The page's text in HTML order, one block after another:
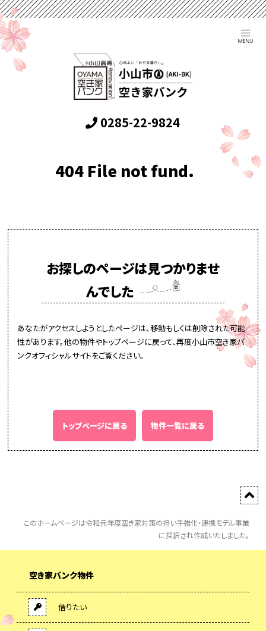
0285-22-9824
404 File not fund.
お探しのページは見つかりませ
んでした
あなたがアクセスしようとしたページは、移動もしくは削除された可能
性があります。他の物件やトップページに戻って、再度小山市空き家バ
ンクオフィシャルサイトをご覧ください。
トップページに戻る 物件一覧に戻る
このホームページは令和元年度空き家対策の担い手強化・連携モデル事業
に採択され作成いたしました。
空き家バンク物件
借りたい